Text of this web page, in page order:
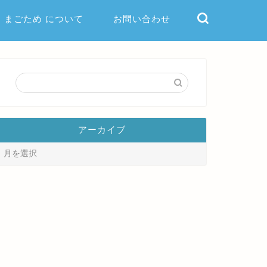
まごため について お問い合わせ
アーカイブ